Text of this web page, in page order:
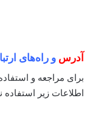
آدرس و راه‌های
برای مراجعه و
اطلاعات زیر استفاده